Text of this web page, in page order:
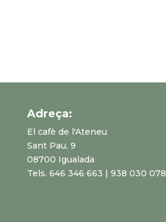
Adreça:
El cafè de l'Ateneu
Sant Pau, 9
08700 Igualada
Tels. 646 346 663 | 938 030 078